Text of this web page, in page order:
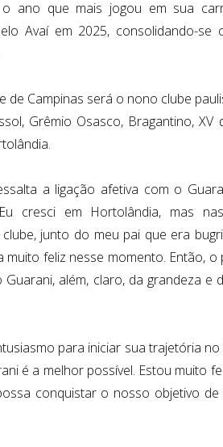
ano que mais jogou em sua
Avaí em 2025, consolidando-
de Campinas será o nono clube
Grêmio Osasco, Bragantino, XV
a ligação afetiva com o
cresci em Hortolândia, mas
junto do meu pai que era
feliz nesse momento. Então,
além, claro, da grandeza e
para iniciar sua trajetória no
é a melhor possível. Estou muito
conquistar o nosso objetivo